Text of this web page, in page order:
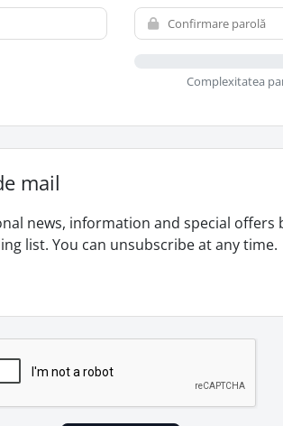
Complexitatea
mail
news, information and special offers
list. You can unsubscribe at any time.